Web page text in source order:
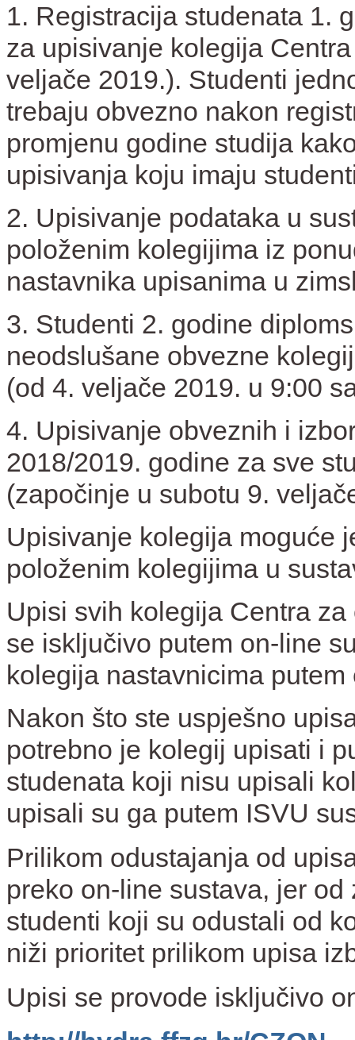
1. Registracija studenata 1.
za upisivanje kolegija
veljače 2019.). Studenti
trebaju obvezno nakon
promjenu godine studija
upisivanja koju imaju
2. Upisivanje podataka u
položenim kolegijima iz
nastavnika upisanima u
3. Studenti 2. godine
neodslušane obvezne
(od 4. veljače 2019. u 9:00
4. Upisivanje obveznih i
2018/2019. godine za sve
(započinje u subotu 9.
Upisivanje kolegija moguće
položenim kolegijima u
Upisi svih kolegija Centra
se isključivo putem on-line
kolegija nastavnicima
Nakon što ste uspješno
potrebno je kolegij upisati i
studenata koji nisu upisali
upisali su ga putem ISVU
Prilikom odustajanja od
preko on-line sustava, jer
studenti koji su odustali od
niži prioritet prilikom upisa
Upisi se provode isključivo